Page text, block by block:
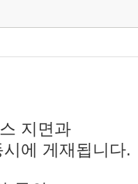
지면과
에 게재됩니다.